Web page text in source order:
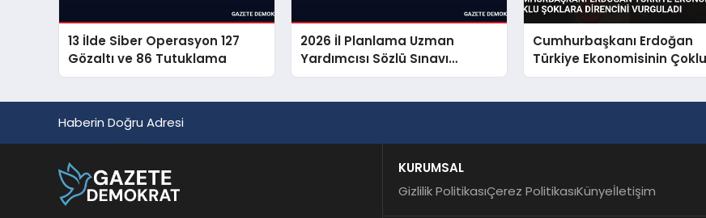
13 İlde Siber Operasyon 127
Gözaltı ve 86 Tutuklama
2026 İl Planlama Uzman
Yardımcısı Sözlü Sınavı
Sonuçları Açıklandı
Cumhurbaşkanı Erdoğan
Türkiye Ekonomisinin Çoklu
Şoklara Direncini
Haberin Doğru Adresi
KURUMSAL
Gizlilik PolitikasıÇerez PolitikasıKünyeİletişim